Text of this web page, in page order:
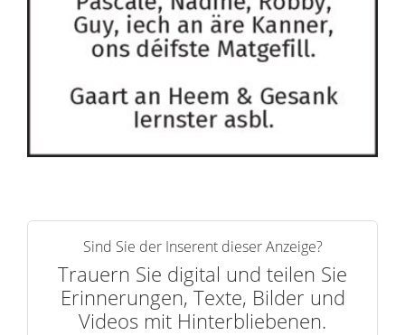
Sind Sie der Inserent dieser Anzeige?
Trauern Sie digital und teilen Sie
Erinnerungen, Texte, Bilder und
Videos mit Hinterbliebenen.